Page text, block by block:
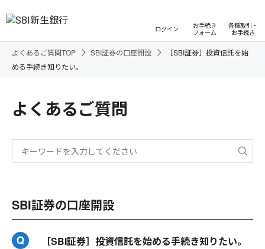
ログイン
お手続き
フォーム
各種取引・
お手続き
よくあるご質問TOP SBI証券の口座開設
［SBI証券］投資信託を始
める手続き知りたい。
よくあるご質問
SBI証券の口座開設
［SBI証券］投資信託を始める手続き知りたい。